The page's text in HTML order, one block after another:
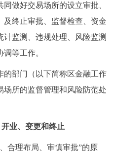
做好交易场所的设立审批、
及终止审批、监督检查、资金
监测、违规处理、风险监测
等工作。
部门（以下简称区金融工作
场所的监督管理和风险防范处
业、变更和终止
理布局、审慎审批”的原